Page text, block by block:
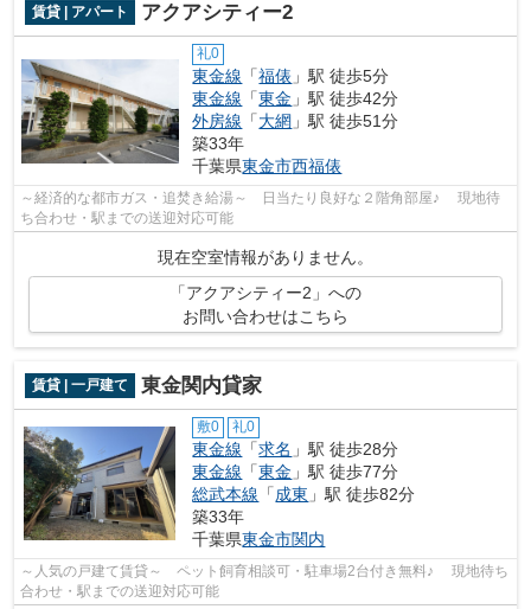
賃貸 | アパート アクアシティー2
礼0
東金線 「福俵 」駅 徒歩5分
東金線 「東金 」駅 徒歩42分
外房線 「大網 」駅 徒歩51分
築33年
千葉県東金市西福俵
～経済的な都市ガス・追焚き給湯～ 日当たり良好な２階角部屋♪ 現地待
ち合わせ・駅までの送迎対応可能
現在空室情報がありません。
「アクアシティー2」への
お問い合わせはこちら
賃貸 | 一戸建て 東金関内貸家
敷0 礼0
東金線 「求名 」駅 徒歩28分
東金線 「東金 」駅 徒歩77分
総武本線 「成東 」駅 徒歩82分
築33年
千葉県東金市関内
～人気の戸建て賃貸～ ペット飼育相談可・駐車場2台付き無料♪ 現地待ち
合わせ・駅までの送迎対応可能